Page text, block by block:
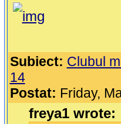
Subiect: Clubul
14
Postat: Friday,
freya1 wrote: